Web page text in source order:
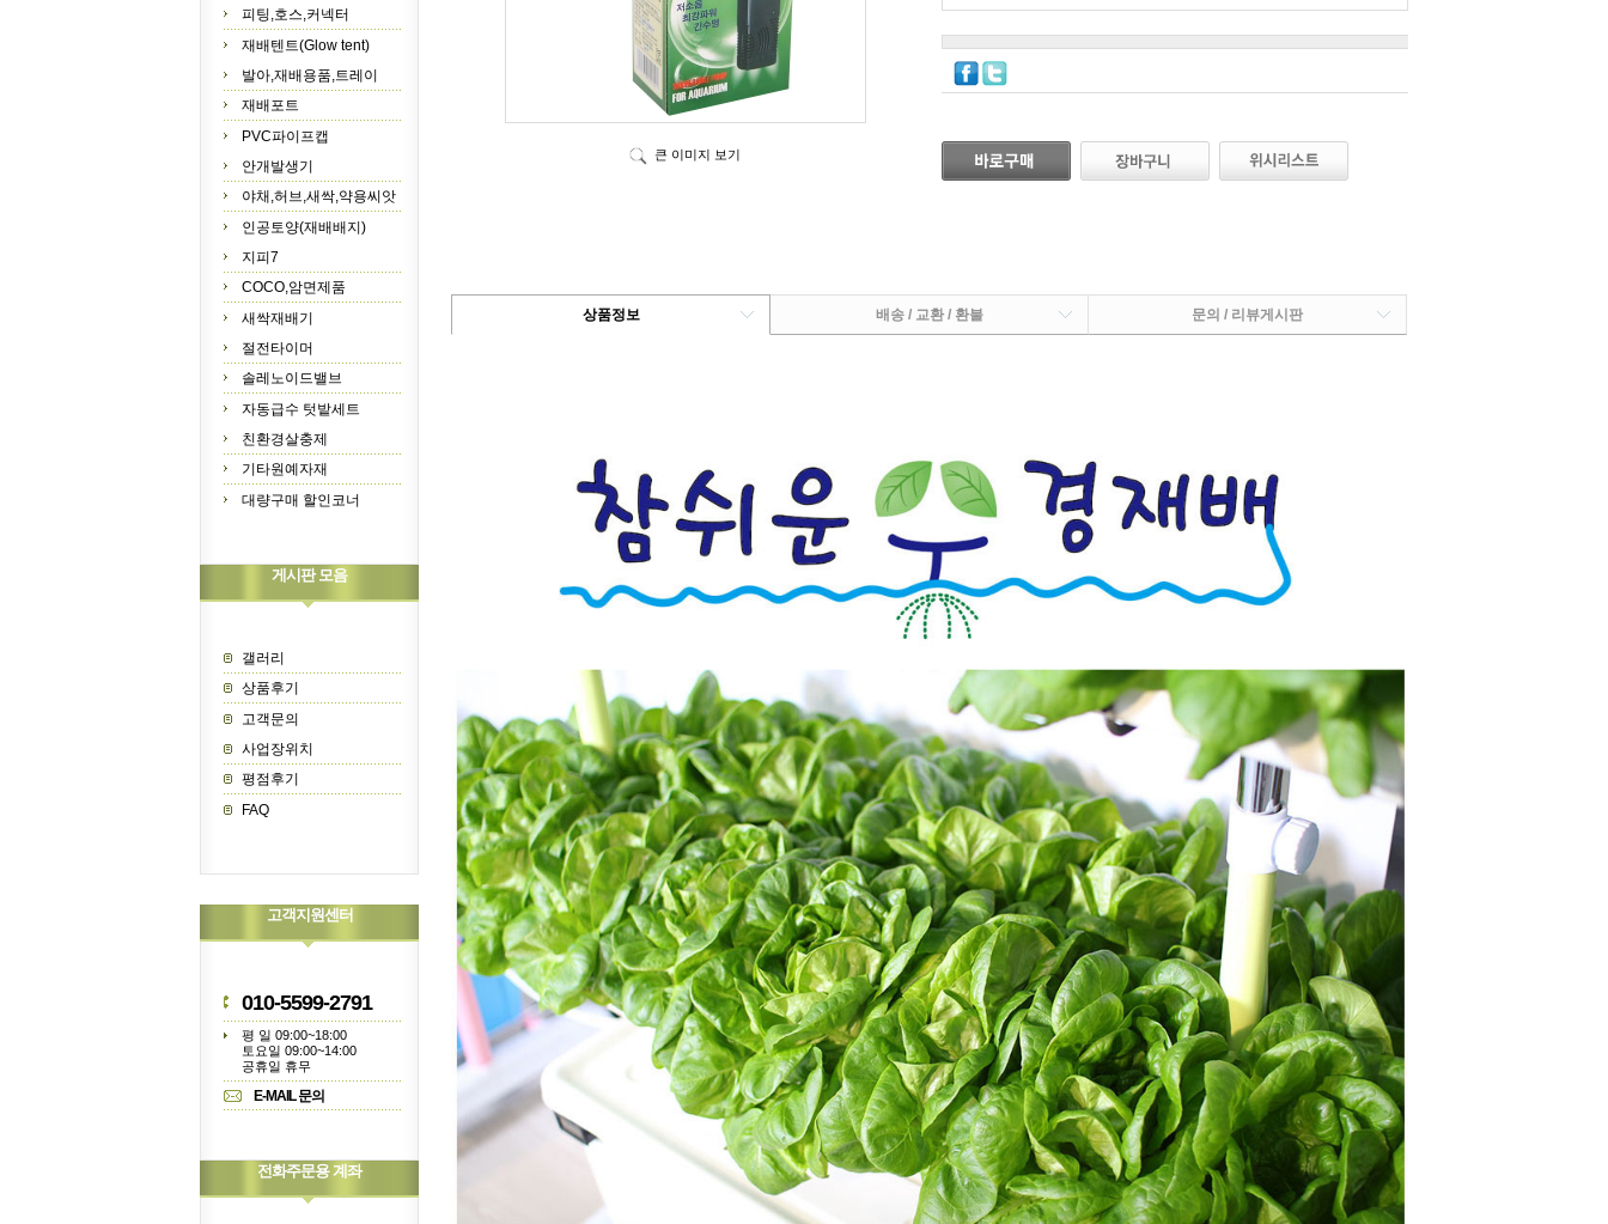
피팅,호스,커넥터
재배텐트(Glow tent)
발아,재배용품,트레이
재배포트
PVC파이프캡
안개발생기
야채,허브,새싹,약용씨앗
인공토양(재배배지)
지피7
COCO,암면제품
새싹재배기
절전타이머
솔레노이드밸브
자동급수 텃밭세트
친환경살충제
기타원예자재
대량구매 할인코너
게시판 모음
갤러리
상품후기
고객문의
사업장위치
평점후기
FAQ
고객지원센터
010-5599-2791
평 일 09:00~18:00
토요일 09:00~14:00
공휴일 휴무
E-MAIL 문의
전화주문용 계좌
큰 이미지 보기
상품정보 배송 / 교환 / 환불 문의 / 리뷰게시판